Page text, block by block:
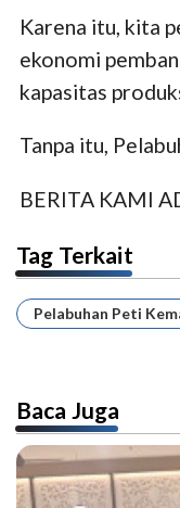
Karena itu, kita
ekonomi
kapasitas
Tanpa itu,
BERITA KAMI
Tag Terkait
Pelabuhan Peti
Baca Juga